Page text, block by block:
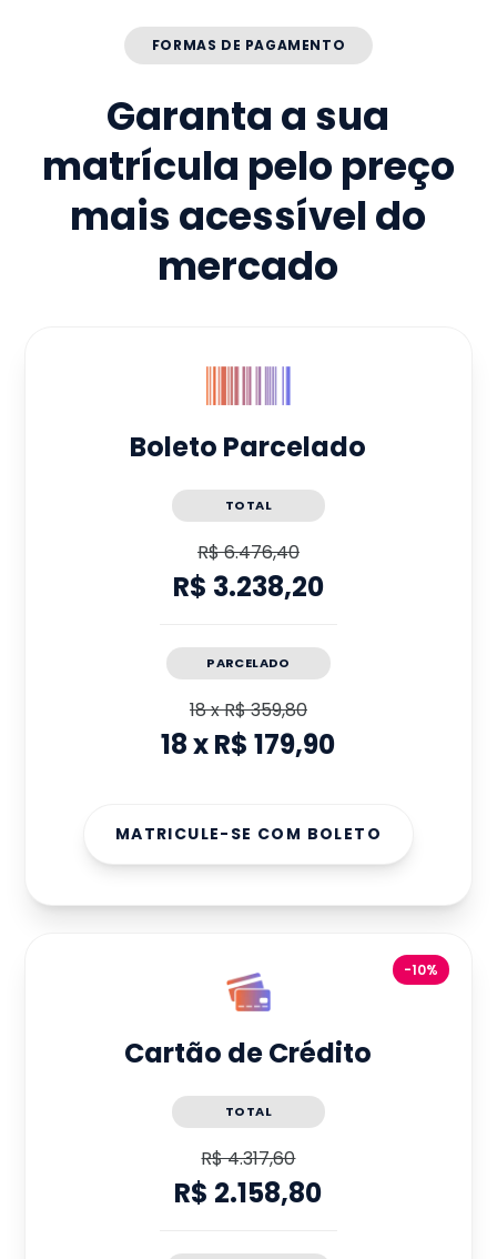
FORMAS DE PAGAMENTO
Garanta a sua
matrícula pelo preço
mais acessível do
mercado
Boleto Parcelado
TOTAL
R$ 6.476,40
R$ 3.238,20
PARCELADO
18xR$ 359,80
18xR$ 179,90
MATRICULE-SE COM BOLETO
-10%
Cartão de Crédito
TOTAL
R$ 4.317,60
R$ 2.158,80